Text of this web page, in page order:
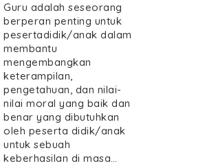
Guru adalah seseorang
berperan penting untuk
pesertadidik/anak dalam
membantu
mengembangkan
keterampilan,
pengetahuan, dan nilai-
nilai moral yang baik dan
benar yang dibutuhkan
oleh peserta didik/anak
untuk sebuah
keberhasilan di masa…